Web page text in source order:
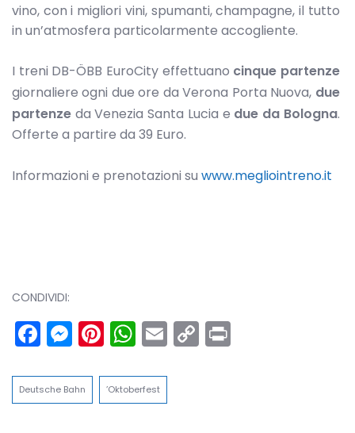
vino, con i migliori vini, spumanti, champagne, il tutto
in un’atmosfera particolarmente accogliente.
I treni DB-ÖBB EuroCity effettuano cinque partenze
giornaliere ogni due ore da Verona Porta Nuova, due
partenze da Venezia Santa Lucia e due da Bologna.
Offerte a partire da 39 Euro.
Informazioni e prenotazioni su www.megliointreno.it
CONDIVIDI:
Facebook
Messenger
Pinterest
WhatsApp
Email
Copy
Link
Deutsche Bahn ’Oktoberfest